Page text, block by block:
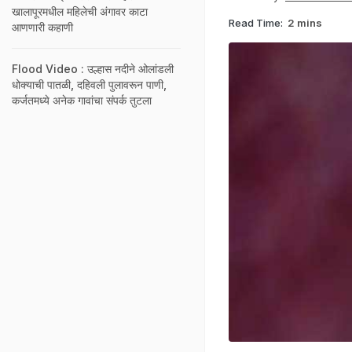
Read Time: 2 mins
खालापूरमधील महिलेची अंगावर काटा
आणणारी कहाणी
Flood Video : उल्हास नदीने ओलांडली
धोक्याची पातळी, दहिवली पुलावरून पाणी,
कर्जतमध्ये अनेक गावांचा संपर्क तुटला